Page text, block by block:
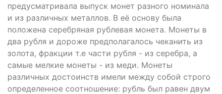
предусматривала выпуск монет разного номинала
и из различных металлов. В её основу была
положена серебряная рублевая монета. Монеты в
два рубля и дороже предполагалось чеканить из
золота, фракции т.е части рубля - из серебра, а
самые мелкие монеты - из меди. Монеты
различных достоинств имели между собой строго
определенное соотношение: рубль был равен двум